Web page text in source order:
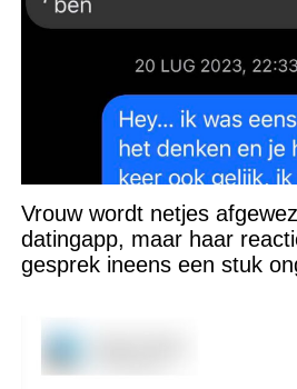
Vrouw wordt netjes
datingapp, maar haar
gesprek ineens een stuk